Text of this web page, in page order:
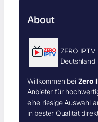
About
ZERO IPTV
Deutshland
Willkommen bei Zero
Anbieter für
eine riesige Auswahl
in bester Qualität